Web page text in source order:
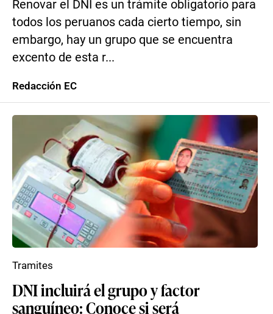
Renovar el DNI es un trámite obligatorio para
todos los peruanos cada cierto tiempo, sin
embargo, hay un grupo que se encuentra
excento de esta r...
Redacción EC
DNI incluirá el grupo y factor
sanguíneo: Conoce si será
Tramites